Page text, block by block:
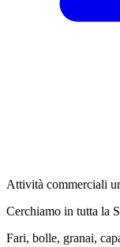
Attività commerciali
Cerchiamo in tutta la
Fari, bolle, granai,